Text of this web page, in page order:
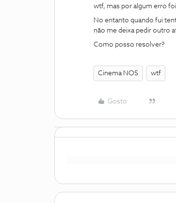
wtf, mas por algum erro
No entanto quando fui
não me deixa pedir outro
Como posso resolver?
Cinema NOS wtf
Gosto